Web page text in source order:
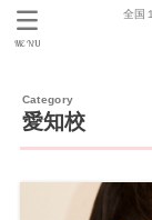
全国
MENU
愛知校